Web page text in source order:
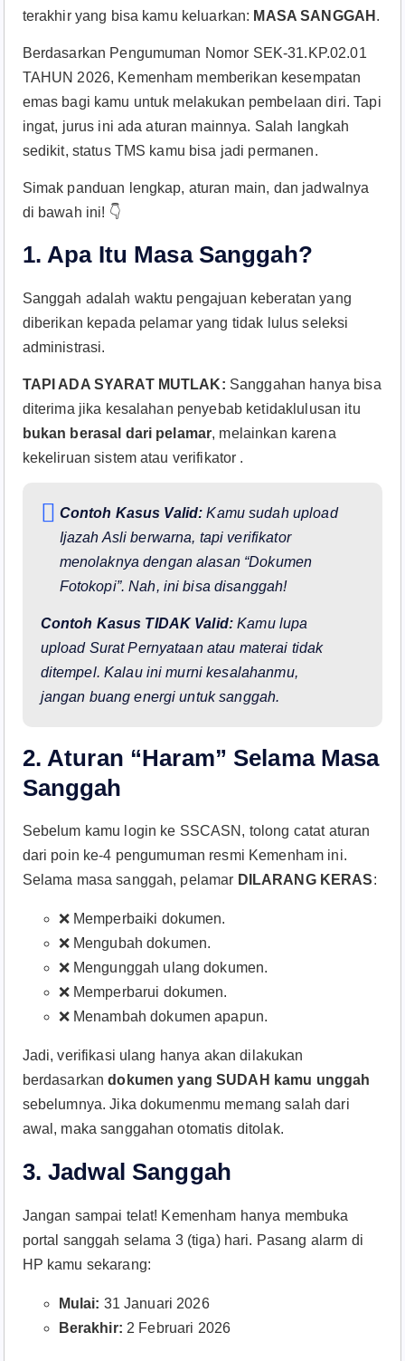
terakhir yang bisa kamu keluarkan: MASA SANGGAH .
Berdasarkan Pengumuman Nomor SEK-31.KP.02.01
TAHUN 2026, Kemenham memberikan kesempatan
emas bagi kamu untuk melakukan pembelaan diri. Tapi
ingat, jurus ini ada aturan mainnya. Salah langkah
sedikit, status TMS kamu bisa jadi permanen.
Simak panduan lengkap, aturan main, dan jadwalnya
di bawah ini! 👇
1. Apa Itu Masa Sanggah?
Sanggah adalah waktu pengajuan keberatan yang
diberikan kepada pelamar yang tidak lulus seleksi
administrasi.
TAPI ADA SYARAT MUTLAK: Sanggahan hanya bisa
diterima jika kesalahan penyebab ketidaklulusan itu
bukan berasal dari pelamar, melainkan karena
kekeliruan sistem atau verifikator .
Contoh Kasus Valid: Kamu sudah upload
Ijazah Asli berwarna, tapi verifikator
menolaknya dengan alasan “Dokumen
Fotokopi”. Nah, ini bisa disanggah!
Contoh Kasus TIDAK Valid: Kamu lupa
upload Surat Pernyataan atau materai tidak
ditempel. Kalau ini murni kesalahanmu,
jangan buang energi untuk sanggah.
2. Aturan “Haram” Selama Masa
Sanggah
Sebelum kamu login ke SSCASN, tolong catat aturan
dari poin ke-4 pengumuman resmi Kemenham ini.
Selama masa sanggah, pelamar DILARANG KERAS:
❌ Memperbaiki dokumen.
❌ Mengubah dokumen.
❌ Mengunggah ulang dokumen.
❌ Memperbarui dokumen.
❌ Menambah dokumen apapun.
Jadi, verifikasi ulang hanya akan dilakukan
berdasarkandokumen yang SUDAH kamu unggah
sebelumnya. Jika dokumenmu memang salah dari
awal, maka sanggahan otomatis ditolak.
3. Jadwal Sanggah
Jangan sampai telat! Kemenham hanya membuka
portal sanggah selama 3 (tiga) hari. Pasang alarm di
HP kamu sekarang:
Mulai: 31 Januari 2026
Berakhir: 2 Februari 2026